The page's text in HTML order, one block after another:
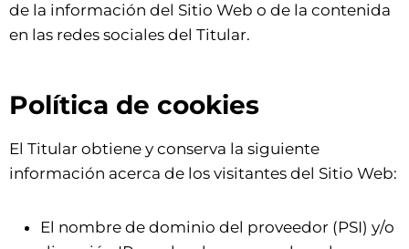
de la información del Sitio Web o de la contenida
en las redes sociales del Titular.
Política de cookies
El Titular obtiene y conserva la siguiente
información acerca de los visitantes del Sitio Web:
El nombre de dominio del proveedor (PSI) y/o